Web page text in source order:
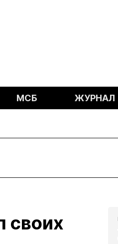
МСБ ЖУРНАЛ
своих